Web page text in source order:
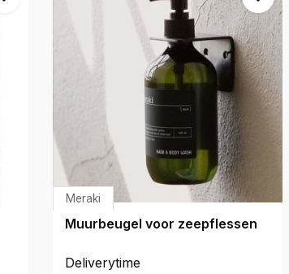
Meraki
Muurbeugel voor zeepflessen
Deliverytime